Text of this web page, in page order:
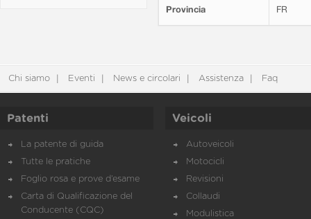
Provincia FR
Chi siamo Eventi News e circolari Assistenza Faq
Patenti
La patente di guida
Tutte le pratiche
Foglio rosa e prove d’esame
Carta di Qualificazione del
Conducente (CQC)
Veicoli
Autoveicoli
Motocicli
Revisioni
Collaudi
Modulistica